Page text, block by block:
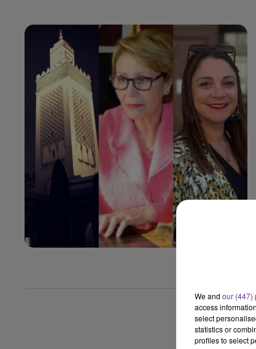
We and our (447)
access
select
statistics or
profiles to select